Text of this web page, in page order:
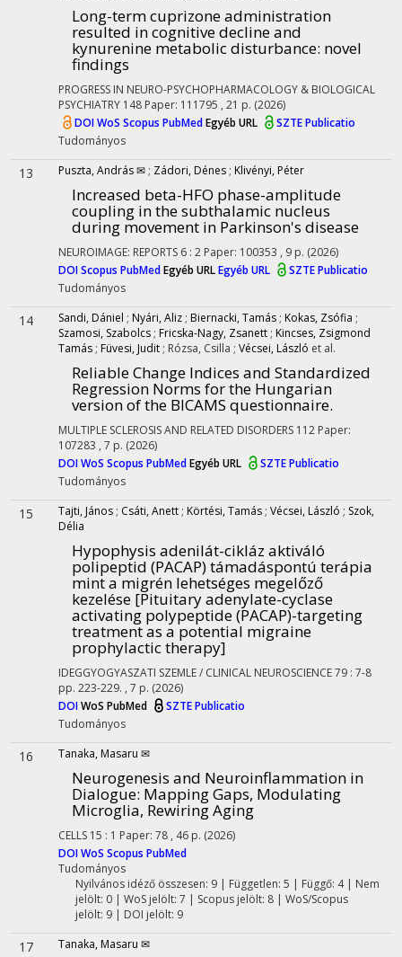
Long-term cuprizone administration
resulted in cognitive decline and
kynurenine metabolic disturbance: novel
findings
PROGRESS IN NEURO-PSYCHOPHARMACOLOGY & BIOLOGICAL
PSYCHIATRY 148 Paper: 111795 , 21 p. (2026)
DOIWoS Scopus PubMedEgyéb URL
SZTE Publicatio
Tudományos
13 Puszta, András ✉ ; Zádori, Dénes ; Klivényi, Péter
Increased beta-HFO phase-amplitude
coupling in the subthalamic nucleus
during movement in Parkinson's disease
NEUROIMAGE: REPORTS 6 : 2 Paper: 100353 , 9 p. (2026)
DOIScopus PubMedEgyéb URLEgyéb URL
SZTE Publicatio
Tudományos
14 Sandi, Dániel ; Nyári, Aliz ; Biernacki, Tamás ; Kokas, Zsófia ;
Szamosi, Szabolcs ; Fricska-Nagy, Zsanett ; Kincses, Zsigmond
Tamás ; Füvesi, Judit ; Rózsa, Csilla ; Vécsei, László et al.
Reliable Change Indices and Standardized
Regression Norms for the Hungarian
version of the BICAMS questionnaire.
MULTIPLE SCLEROSIS AND RELATED DISORDERS 112 Paper:
107283 , 7 p. (2026)
DOIWoS Scopus PubMedEgyéb URL
SZTE Publicatio
Tudományos
15 Tajti, János ; Csáti, Anett ; Körtési, Tamás ; Vécsei, László ; Szok,
Délia
Hypophysis adenilát-cikláz aktiváló
polipeptid (PACAP) támadáspontú terápia
mint a migrén lehetséges megelőző
kezelése [Pituitary adenylate-cyclase
activating polypeptide (PACAP)-targeting
treatment as a potential migraine
prophylactic therapy]
IDEGGYOGYASZATI SZEMLE / CLINICAL NEUROSCIENCE79 : 7-8
pp. 223-229. , 7 p. (2026)
DOIWoS PubMed
SZTE Publicatio
Tudományos
16 Tanaka, Masaru ✉
Neurogenesis and Neuroinflammation in
Dialogue: Mapping Gaps, Modulating
Microglia, Rewiring Aging
CELLS 15 : 1 Paper: 78 , 46 p. (2026)
DOIWoS Scopus PubMed
Tudományos
Nyilvános idéző összesen: 9| Független: 5 | Függő: 4 | Nem
jelölt: 0 | WoS jelölt: 7 | Scopus jelölt: 8 | WoS/Scopus
jelölt: 9 | DOI jelölt: 9
17 Tanaka, Masaru ✉